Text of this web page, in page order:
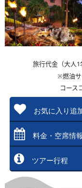
旅行代金（大人1
※燃油サ
コース
お気に入り追
料金・空席情
ツアー行程